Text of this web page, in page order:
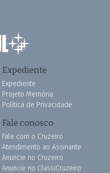
Expediente
Expediente
Projeto Memória
Política de Privacidade
Fale conosco
Fale com o Cruzeiro
Atendimento ao Assinante
Anuncie no Cruzeiro
Anuncie no ClassiCruzeiro